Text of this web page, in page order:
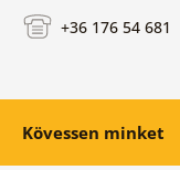
+36 176 54 681
Kövessen minket